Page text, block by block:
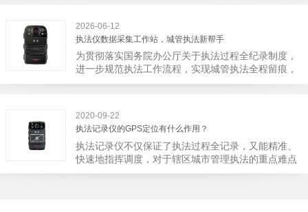
备能自动读取目标对象，并同步到采集站中，此外设
备具有断点续传的功能，如果碰到网络故障，可以从
已经上传或下载的部分开始继续上传下载未完成的部
分，而没有必要从头开始上传下载，能节省时间，提
高速度。再者待数据传输完毕之后，执法仪数据采集
下次直接使用，提高执法仪数据效率。执法仪数据采
集站还具有强大的数据存储管理系统，后台统计不同
上传时段、不同重要级别的数据，将统计结果以图表
或者报表的形式呈现；设备设置有用户操作权限管
理，自动将用户警员编号与执法仪编号绑定，保障数
据的合法性，同时系统可设置每个警员的权限，明确
2026-06-12
执法仪数据采集工作站，城管执法新帮手
为贯彻落实国务院办公厅关于执法过程全纪录制度，
进一步规范执法工作流程，实现城管执法全程留痕，
深入推进执法队伍规范化建设，给城管执法工作添加
止了双方矛盾的发生。现在有了执法仪数据采集工作
站，执法队员的担忧便得到有效的解决。每个采集工
作站可支持多台执法记录仪设备同时上传数据，队员
当天使用当天上传，通过数据线接入到采集工作站，
它会自动读取所有的视频、音频、图片、日志等信
2020-09-22
执法记录仪的GPS定位有什么作用？
执法记录仪不仅保证了执法过程全记录，又能精准、
快速地指挥调度，对于辖区城市管理执法的重点难点
也能一目了然，在城市管理工作信息化中发挥着重要